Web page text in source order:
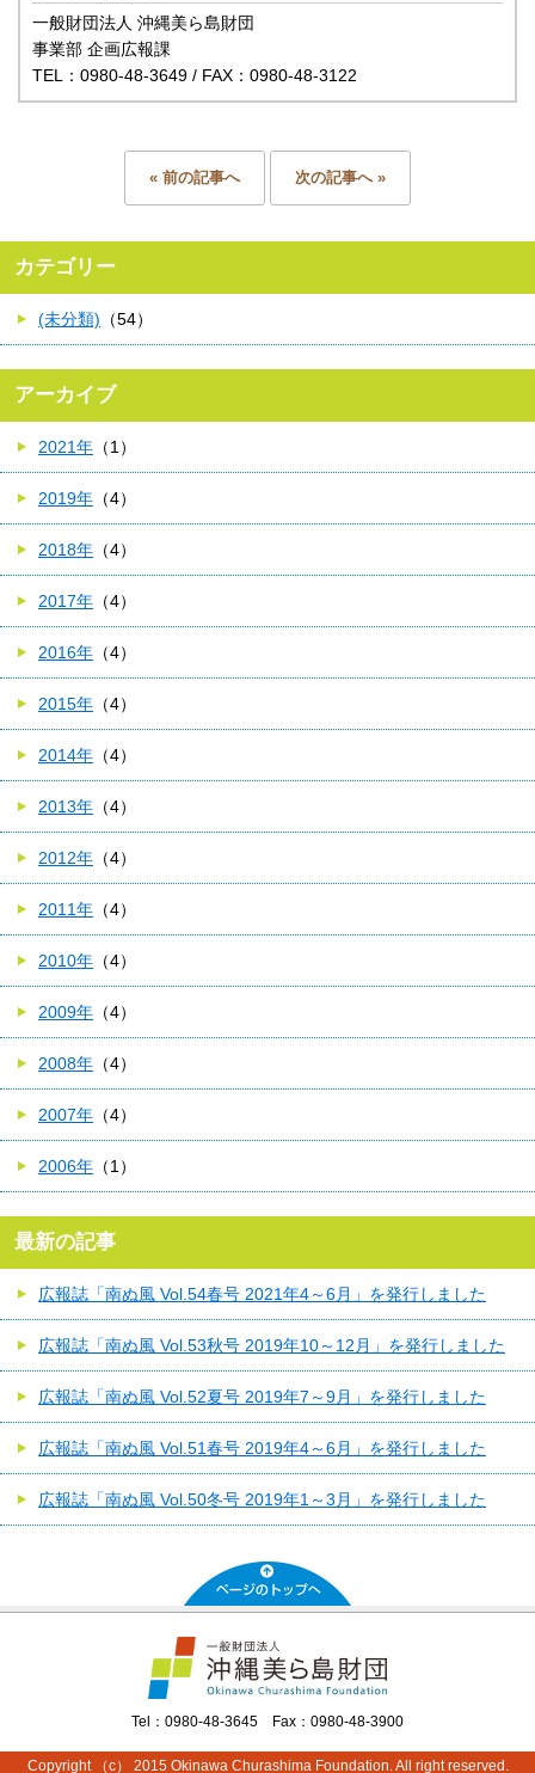
一般財団法人 沖縄美ら島財団
事業部 企画広報課
TEL：0980-48-3649 / FAX：0980-48-3122
« 前の記事へ 次の記事へ »
カテゴリー
(未分類) （54）
アーカイブ
2021年 （1）
2019年 （4）
2018年 （4）
2017年 （4）
2016年 （4）
2015年 （4）
2014年 （4）
2013年 （4）
2012年 （4）
2011年 （4）
2010年 （4）
2009年 （4）
2008年 （4）
2007年 （4）
2006年 （1）
最新の記事
広報誌「南ぬ風 Vol.54春号 2021年4～6月」を発行しました
広報誌「南ぬ風 Vol.53秋号 2019年10～12月」を発行しました
広報誌「南ぬ風 Vol.52夏号 2019年7～9月」を発行しました
広報誌「南ぬ風 Vol.51春号 2019年4～6月」を発行しました
広報誌「南ぬ風 Vol.50冬号 2019年1～3月」を発行しました
Tel：0980-48-3645 Fax：0980-48-3900
Copyright （c） 2015 Okinawa Churashima Foundation. All right reserved.